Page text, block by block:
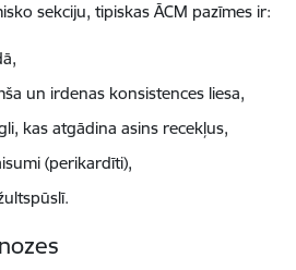
sekciju, tipiskas ĀCM pazīmes ir:
un irdenas konsistences liesa,
kas atgādina asins recekļus,
(perikardīti),